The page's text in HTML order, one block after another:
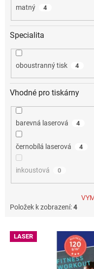
matný 4
Specialita
oboustranný tisk 4
Vhodné pro tiskárny
barevná laserová 4
černobílá laserová 4
inkoustová 0
Položek k zobrazení:4
V LASER